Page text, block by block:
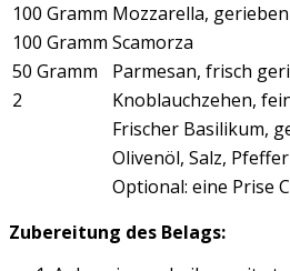
100 Gramm Mozzarella, gerieben
100 Gramm Scamorza
50 Gramm
Parmesan, frisch
2
Knoblauchzehen,
Frischer Basilikum,
Olivenöl, Salz, Pfeffer
Optional: eine Prise
Zubereitung des Belags: